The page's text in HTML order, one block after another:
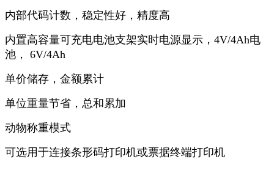
内部代码计数，稳定性好，精度高
内置高容量可充电电池支架实时电源显示，4V/4Ah电
池， 6V/4Ah
单价储存，金额累计
单位重量节省，总和累加
动物称重模式
可选用于连接条形码打印机或票据终端打印机